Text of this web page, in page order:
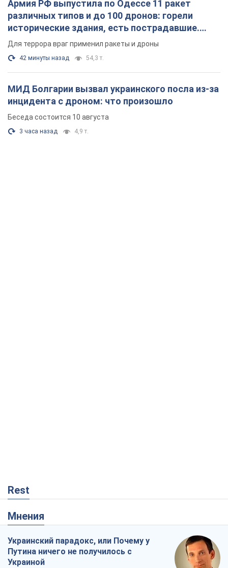
Армия РФ выпустила по Одессе 11 ракет
различных типов и до 100 дронов: горели
исторические здания, есть пострадавшие.
Фото и видео
Для террора враг применил ракеты и дроны
42 минуты назад 54,3 т.
МИД Болгарии вызвал украинского посла из-за
инцидента с дроном: что произошло
Беседа состоится 10 августа
3 часа назад 4,9 т.
Rest
Мнения
Украинский парадокс, или Почему у
Путина ничего не получилось с
Украиной